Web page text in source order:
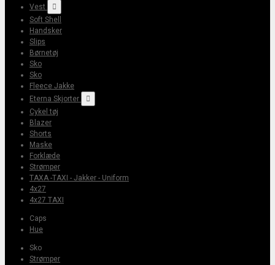
Vest

Soft Shell
Handsker
Slips
Børnetøj
Sko
Sko
Fleece Jakke
Eterna Skjorter

Cykel tøj
Blazer
Shorts
Maske
Forklæde
Strømper
TAXA -TAXI - Jakker - Uniform
4x27
4x27 TAXI
Caps
Hue
Sko
Strømper